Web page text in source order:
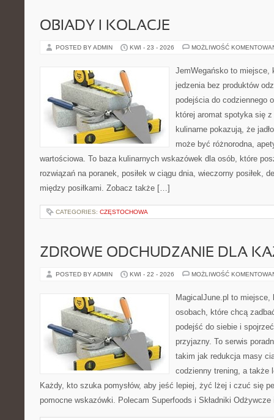
OBIADY I KOLACJE
POSTED BY ADMIN KWI - 23 - 2026 MOŻLIWOŚĆ
JemWegańsko to miejsce,
jedzenia bez produktów
podejścia do codziennego
której aromat spotyka się
kulinarne pokazują, że
może być różnorodna,
wartościowa. To baza kulinarnych wskazówek dla osób, które
rozwiązań na poranek, posiłek w ciągu dnia, wieczorny posiłek,
między posiłkami. Zobacz także […]
CATEGORIES: CZĘSTOCHOWA
ZDROWE ODCHUDZANIE DLA
POSTED BY ADMIN KWI - 22 - 2026 MOŻLIWOŚĆ
MagicalJune.pl to miejsce,
osobach, które chcą
podejść do siebie i
przyjazny. To serwis
takim jak redukcja masy
codzienny trening, a także
Każdy, kto szuka pomysłów, aby jeść lepiej, żyć lżej i czuć się
pomocne wskazówki. Polecam Superfoods i Składniki